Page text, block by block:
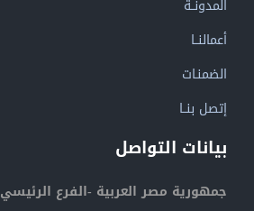
المدونــة
أعمالنــا
الضمنـات
إتصل بنــا
بيانات التواصل
جمهورية مصر العربية -الفرع الرئيسي